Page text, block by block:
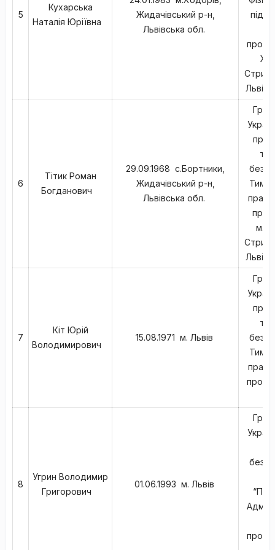
5
Кухарська
Наталія Юріївна
Жидачівський р-н,
Львівська обл.
6
Тітик Роман
Богданович
29.09.1968 с.Бортники,
Жидачівський р-н,
Львівська обл.
7
Кіт Юрій
Володимирович
15.08.1971 м. Львів
8
Угрин Володимир
Григорович
01.06.1993 м. Львів